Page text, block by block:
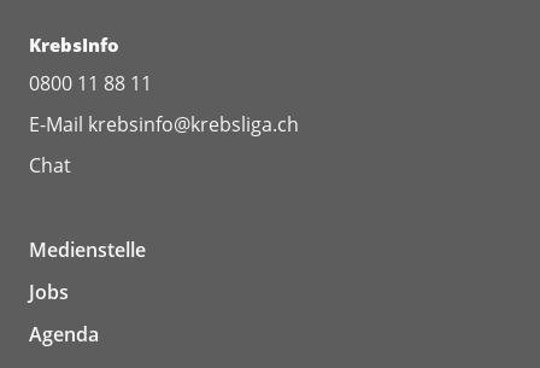
KrebsInfo
0800 11 88 11
E-Mail krebsinfo@krebsliga.ch
Chat
Medienstelle
Jobs
Agenda